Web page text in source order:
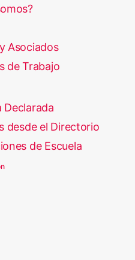
Asociados
de Trabajo
Declarada
desde el Directorio
de Escuela